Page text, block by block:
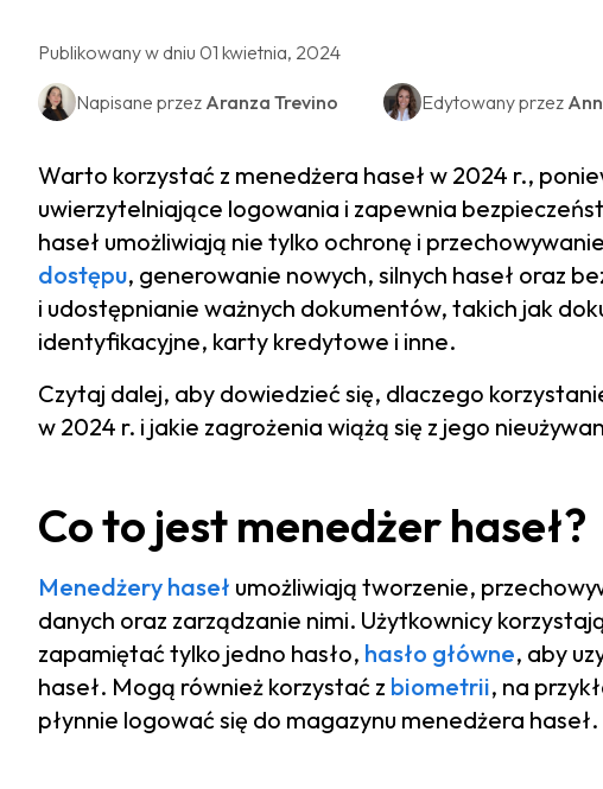
Publikowany w dniu 01 kwietnia, 2024
Napisane przez Aranza Trevino Edytowany przez
Warto korzystać z menedżera haseł w 2024 r.,
uwierzytelniające logowania i zapewnia
haseł umożliwiają nie tylko ochronę i
dostępu, generowanie nowych, silnych haseł oraz
i udostępnianie ważnych dokumentów, takich jak
identyfikacyjne, karty kredytowe i inne.
Czytaj dalej, aby dowiedzieć się, dlaczego
w 2024 r. i jakie zagrożenia wiążą się z jego
Co to jest menedżer haseł?
Menedżery haseł umożliwiają tworzenie,
danych oraz zarządzanie nimi. Użytkownicy
zapamiętać tylko jedno hasło, hasło główne, aby
haseł. Mogą również korzystać z biometrii, na
płynnie logować się do magazynu menedżera haseł.